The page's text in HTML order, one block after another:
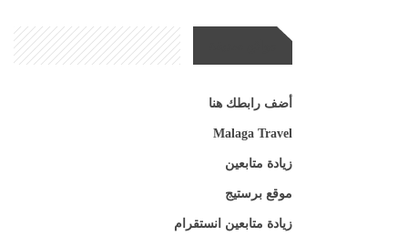
أضف رابطك هنا
Malaga Travel
زيادة متابعين
موقع برستيج
زيادة متابعين انستقرام